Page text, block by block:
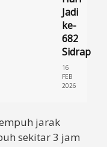
Jadi
ke-
682
Sidrap
16
FEB
2026
jarak
sekitar 3 jam